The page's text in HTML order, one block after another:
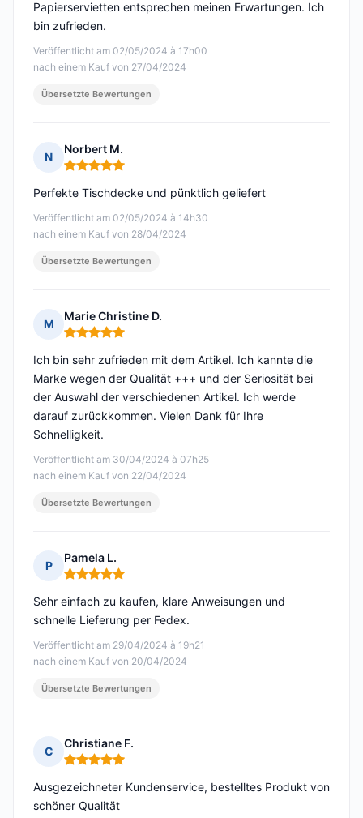
Veröffentlicht am 02/05/2024 à 17h00
nach einem Kauf von 27/04/2024
Papierservietten entsprechen meinen Erwartungen. Ich
bin zufrieden.
Übersetzte Bewertungen
N
Norbert M.
Hinweis: 5 von 5
Veröffentlicht am 02/05/2024 à 14h30
nach einem Kauf von 28/04/2024
Perfekte Tischdecke und pünktlich geliefert
Übersetzte Bewertungen
M
Marie Christine D.
Hinweis: 5 von 5
Veröffentlicht am 30/04/2024 à 07h25
nach einem Kauf von 22/04/2024
Ich bin sehr zufrieden mit dem Artikel. Ich kannte die
Marke wegen der Qualität +++ und der Seriosität bei
der Auswahl der verschiedenen Artikel. Ich werde
darauf zurückkommen. Vielen Dank für Ihre
Schnelligkeit.
Übersetzte Bewertungen
P
Pamela L.
Hinweis: 5 von 5
Veröffentlicht am 29/04/2024 à 19h21
nach einem Kauf von 20/04/2024
Sehr einfach zu kaufen, klare Anweisungen und
schnelle Lieferung per Fedex.
Übersetzte Bewertungen
C
Christiane F.
Hinweis: 5 von 5
Ausgezeichneter Kundenservice, bestelltes Produkt von
schöner Qualität